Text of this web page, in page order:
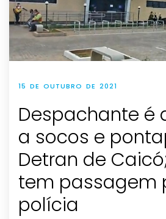
15 DE OUTUBRO DE 2021
Despachante é
a socos e
Detran de
tem passagem
polícia